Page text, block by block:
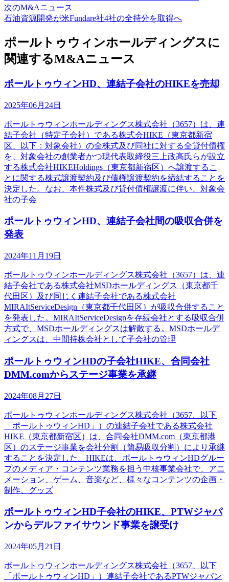
次のM&Aニュース
石油資源開発が米Fundare社4社の全持分を取得へ
ポールトゥウィンホールディングスに
関連するM&Aニュース
ポールトゥウィンHD、連結子会社のHIKEを売却
2025年06月24日
ポールトゥウィンホールディングス株式会社（3657）は、連
結子会社（特定子会社）である株式会HIKE（東京都新宿
区、以下：対象会社）の全株式及び同社に対する全貸付債権
を、対象会社の創業者かつ現代表取締役三上政高氏らが設立
する株式会社HIKEHoldings（東京都新宿区）へ譲渡するこ
とに関する株式譲渡契約及び債権譲渡契約を締結することを
決定した。なお、本件株式及び貸付債権譲渡に伴い、対象会
社の子会
ポールトゥウィンHD、連結子会社間の吸収合併を
発表
2024年11月19日
ポールトゥウィンホールディングス株式会社（3657）は、連
結子会社である株式会社MSDホールディングス（東京都千
代田区）及び同じく連結子会社である株式会社
MIRAItServiceDesign（東京都千代田区）が吸収合併すること
を発表した。MIRAItServiceDesignを存続会社とする吸収合併
方式で、MSDホールディングスは解散する。MSDホールデ
ィングスは、中間持株会社として子会社の管理
ポールトゥウィンHDの子会社HIKE、合同会社
DMM.comからステージ事業を承継
2024年08月27日
ポールトゥウィンホールディングス株式会社（3657、以下
「ポールトゥウィンHD」）の連結子会社である株式会社
HIKE（東京都新宿区）は、合同会社DMM.com（東京都港
区）のステージ事業を会社分割（簡易吸収分割）により承継
することを決定した。HIKEは、ポールトゥウィンHDグルー
プのメディア・コンテンツ業務を担う中核事業会社で、アニ
メーション、ゲーム、音楽など、様々なコンテンツの企画・
制作、グッズ
ポールトゥウィンHD子会社のHIKE、PTWジャパ
ンからデルファイサウンド事業を譲受け
2024年05月21日
ポールトゥウィンホールディングス株式会社（3657、以下
「ポールトゥウィンHD」）連結子会社であるPTWジャパン